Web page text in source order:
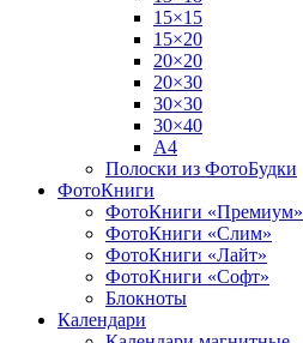
15×15
15×20
20×20
20×30
30×30
30×40
A4
Полоски из ФотоБудки
ФотоКниги
ФотоКниги «Премиум»
ФотоКниги «Слим»
ФотоКниги «Лайт»
ФотоКниги «Софт»
Блокноты
Календари